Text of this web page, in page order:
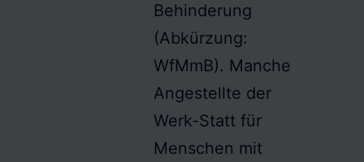
Behinderung
(Abkürzung:
WfMmB). Manche
Angestellte der
Werk-Statt für
Menschen mit